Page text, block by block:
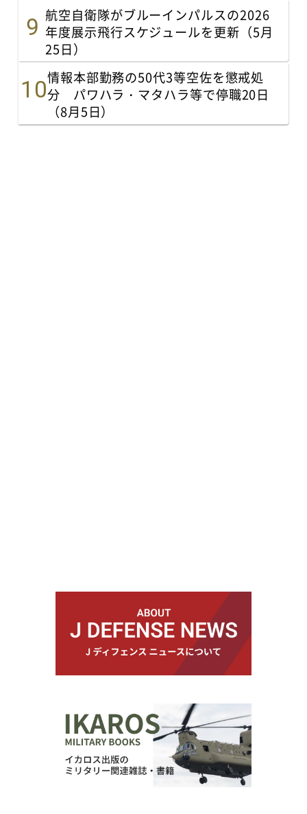
航空自衛隊がブルーインパルスの2026
年度展示飛行スケジュールを更新（5月
25日）
情報本部勤務の50代3等空佐を懲戒処
分 パワハラ・マタハラ等で停職20日
（8月5日）